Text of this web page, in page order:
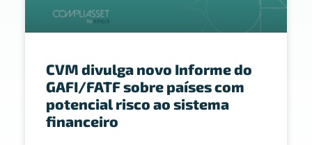
CVM divulga novo Informe do
GAFI/FATF sobre países com
potencial risco ao sistema
financeiro